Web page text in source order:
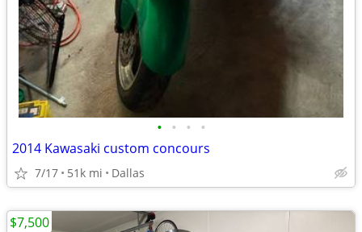
• • • •
2014 Kawasaki custom concours
7/17 51k mi Dallas
$7,500